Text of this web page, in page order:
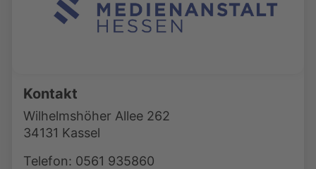
Kontakt
Wilhelmshöher Allee 262
34131 Kassel
Telefon: 0561 935860